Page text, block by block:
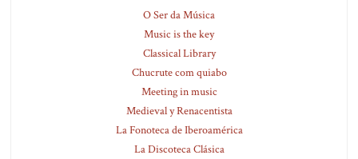
O Ser da Música
Music is the key
Classical Library
Chucrute com quiabo
Meeting in music
Medieval y Renacentista
La Fonoteca de Iberoamérica
La Discoteca Clásica